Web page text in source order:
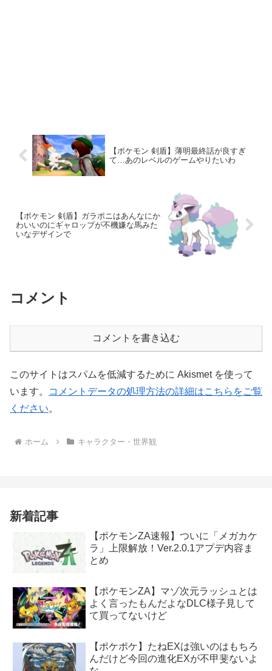
【ポケモン 剣盾】薄明最終話が良すぎ
て…あのレベルのゲームやりたいわ
【ポケモン 剣盾】ガラポニはあんなにか
わいいのにギャロップが不機嫌な馬みた
いなデザインで
コメント
コメントを書き込む
このサイトはスパムを低減するために Akismet を使って
います。
コメントデータの処理方法の詳細はこちらをご覧
ください。
ホーム キャラクター・世界観
新着記事
【ポケモンZA速報】ついに「メガカケ
ラ」上限解放！Ver.2.0.1アプデ内容ま
とめ
【ポケモンZA】マゾ次元ラッシュとは
よく言ったもんだよなDLC様子見して
て買ってないけど
【ポケポケ】たねEXは強いのはもちろ
んだけど今回の進化EXが不甲斐ないよ